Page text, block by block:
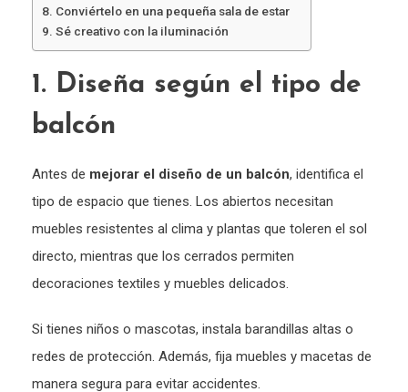
8. Conviértelo en una pequeña sala de estar
9. Sé creativo con la iluminación
1. Diseña según el tipo de
balcón
Antes de mejorar el diseño de un balcón, identifica el
tipo de espacio que tienes. Los abiertos necesitan
muebles resistentes al clima y plantas que toleren el sol
directo, mientras que los cerrados permiten
decoraciones textiles y muebles delicados.
Si tienes niños o mascotas, instala barandillas altas o
redes de protección. Además, fija muebles y macetas de
manera segura para evitar accidentes.